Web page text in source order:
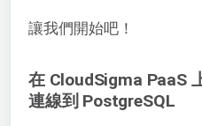
讓我們開始吧！
在 CloudSigma PaaS
連線到 PostgreSQL